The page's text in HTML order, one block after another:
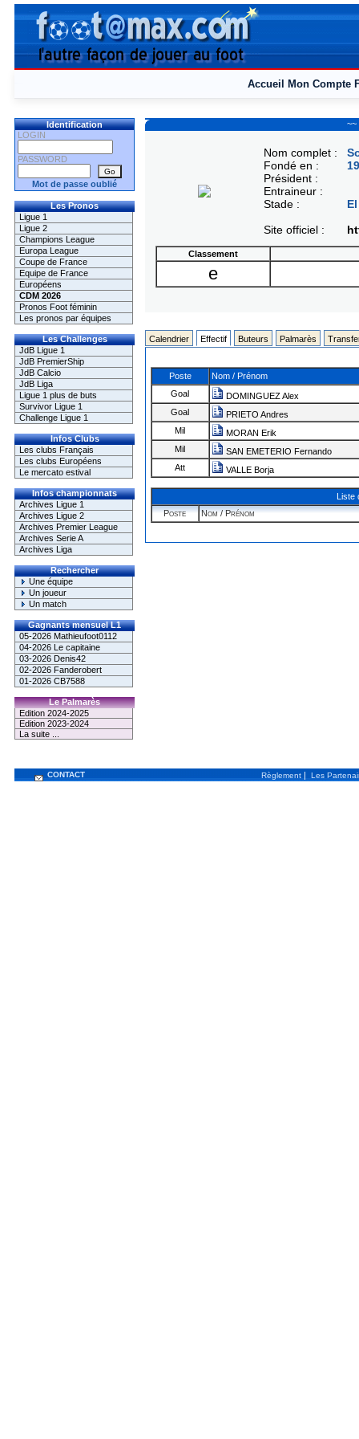
Accueil Mon Compte
Identification
LOGIN
PASSWORD
Mot de passe oublié
Les Pronos
Ligue 1
Ligue 2
Champions League
Europa League
Coupe de France
Equipe de France
Européens
CDM 2026
Pronos Foot féminin
Les pronos par équipes
Les Challenges
JdB Ligue 1
JdB PremierShip
JdB Calcio
JdB Liga
Ligue 1 plus de buts
Survivor Ligue 1
Challenge Ligue 1
Infos Clubs
Les clubs Français
Les clubs Européens
Le mercato estival
Infos championnats
Archives Ligue 1
Archives Ligue 2
Archives Premier League
Archives Serie A
Archives Liga
Rechercher
Une équipe
Un joueur
Un match
Gagnants mensuel L1
05-2026 Mathieufoot0112
04-2026 Le capitaine
03-2026 Denis42
02-2026 Fanderobert
01-2026 CB7588
Le Palmarès
Edition 2024-2025
Edition 2023-2024
La suite ...
~~
Nom complet :
Fondé en :
Président :
Entraineur :
Stade :
Site officiel :
Classement
e
Calendrier Effectif Buteurs Palmarès
Poste
Nom / Prénom
Goal
DOMINGUEZ Alex
Goal
PRIETO Andres
Mil
MORAN Erik
Mil
SAN EMETERIO Fernando
Att
VALLE Borja
Liste
Poste
Nom / Prénom
CONTACT Règlement | Les